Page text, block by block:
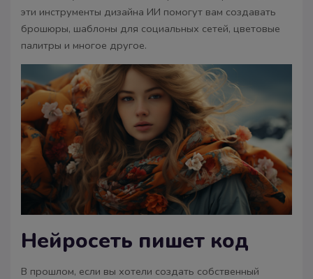
эти инструменты дизайна ИИ помогут вам создавать
брошюры, шаблоны для социальных сетей, цветовые
палитры и многое другое.
Нейросеть пишет код
В прошлом, если вы хотели создать собственный